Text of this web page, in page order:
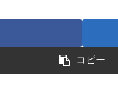
コピー